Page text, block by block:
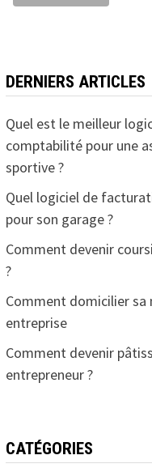
DERNIERS ARTICLES
Quel est le meilleur
comptabilité pour une
sportive ?
Quel logiciel de
pour son garage ?
Comment devenir
?
Comment domicilier sa
entreprise
Comment devenir
entrepreneur ?
CATÉGORIES